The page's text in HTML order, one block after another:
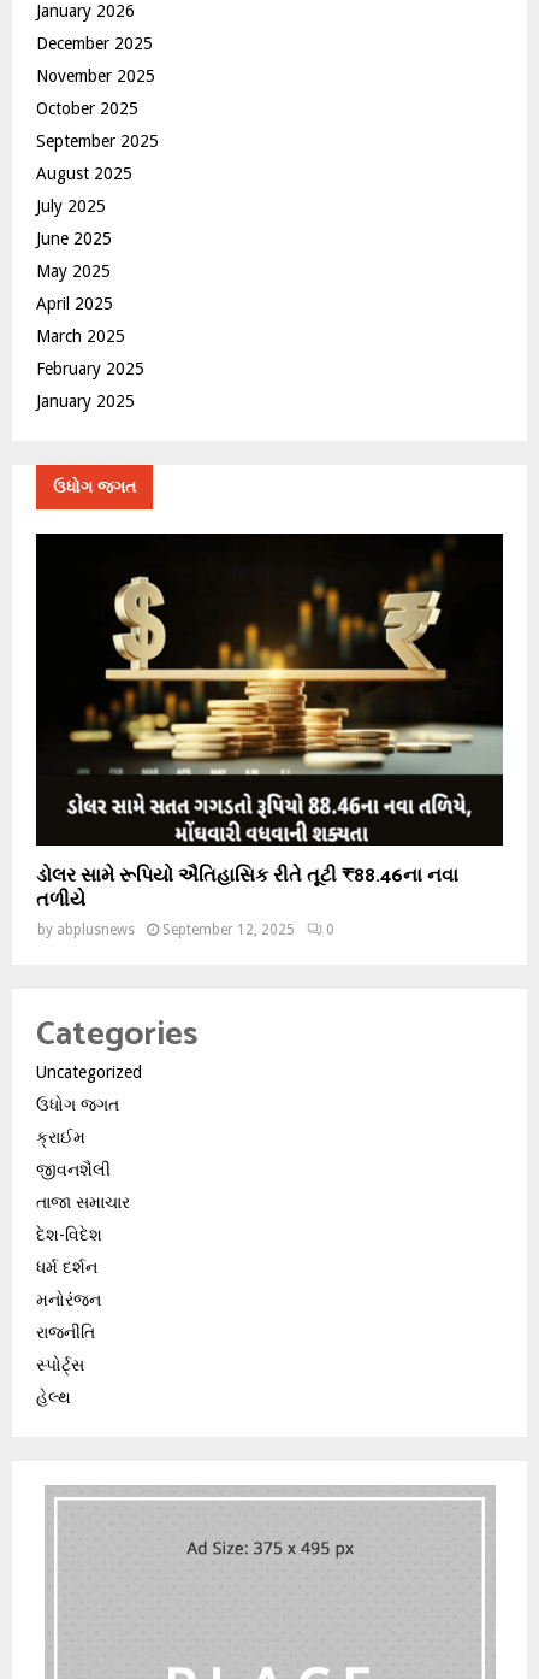
January 2026
December 2025
November 2025
October 2025
September 2025
August 2025
July 2025
June 2025
May 2025
April 2025
March 2025
February 2025
January 2025
ઉધોગ જગત
ડોલર સામે રૂપિયો ઐતિહાસિક રીતે તૂટી ₹88.46ના નવા
તળીયે
by abplusnews September 12, 2025 0
Categories
Uncategorized
ઉધોગ જગત
ક્રાઈમ
જીવનશૈલી
તાજા સમાચાર
દેશ-વિદેશ
ધર્મ દર્શન
મનોરંજન
રાજનીતિ
સ્પોર્ટ્સ
હેલ્થ